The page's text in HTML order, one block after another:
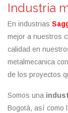
Industria
En industrias
mejor a nuestros
calidad en
metalmecanica
de los proyectos
Somos una i
Bogotá, así como